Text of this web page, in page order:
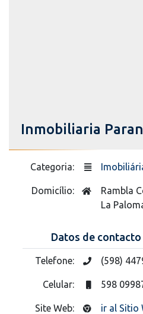
Inmobiliaria
Categoria:
Domicílio:
Rambla
La
Datos de contacto
Telefone: (598)
Celular: 598
Site Web: ir al Sitio